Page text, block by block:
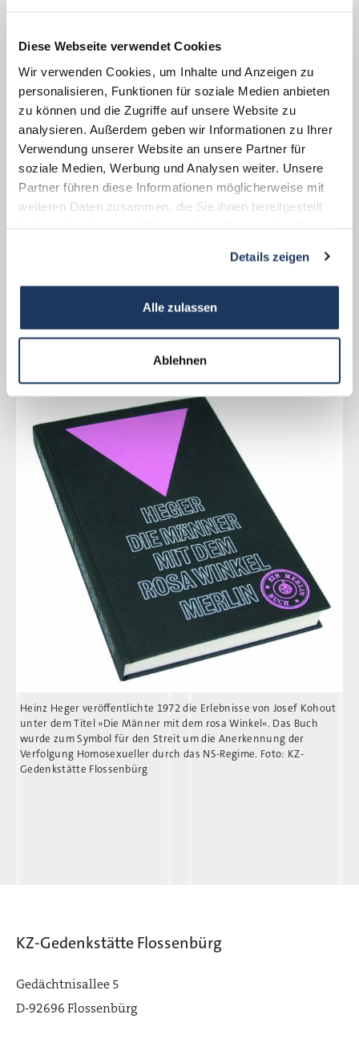
Diese Webseite verwendet Cookies
Wir verwenden Cookies, um Inhalte und Anzeigen zu
personalisieren, Funktionen für soziale Medien anbieten
zu können und die Zugriffe auf unsere Website zu
analysieren. Außerdem geben wir Informationen zu Ihrer
Verwendung unserer Website an unsere Partner für
soziale Medien, Werbung und Analysen weiter. Unsere
Partner führen diese Informationen möglicherweise mit
weiteren Daten zusammen, die Sie ihnen bereitgestellt
Details zeigen
Alle zulassen
Ablehnen
Josef Kohout, um 1950, Schwules Museum Berlin
Während des Todesmarsches gelang ihm April 1945 die Flucht.
Verfolgter. Erst 1992 wurde die KZ-Haft als Ausfallzeit für seine
Pensionsansprüche anerkannt.
Heinz Heger veröffentlichte 1972 die Erlebnisse von Josef Kohout
unter dem Titel »Die Männer mit dem rosa Winkel«. Das Buch
wurde zum Symbol für den Streit um die Anerkennung der
Verfolgung Homosexueller durch das NS-Regime. Foto: KZ-
Gedenkstätte Flossenbürg
KZ-Gedenkstätte Flossenbürg
Gedächtnisallee 5
D-92696 Flossenbürg